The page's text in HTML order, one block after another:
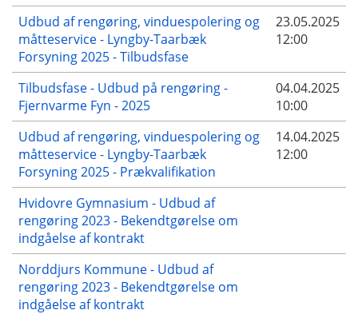
Udbud af rengøring, vinduespolering og
måtteservice - Lyngby-Taarbæk
Forsyning 2025 - Tilbudsfase
23.05.2025
12:00
Tilbudsfase - Udbud på rengøring -
Fjernvarme Fyn - 2025
04.04.2025
10:00
Udbud af rengøring, vinduespolering og
måtteservice - Lyngby-Taarbæk
Forsyning 2025 - Prækvalifikation
14.04.2025
12:00
Hvidovre Gymnasium - Udbud af
rengøring 2023 - Bekendtgørelse om
indgåelse af kontrakt
Norddjurs Kommune - Udbud af
rengøring 2023 - Bekendtgørelse om
indgåelse af kontrakt